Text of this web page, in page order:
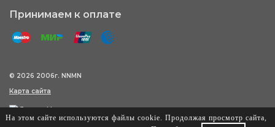
Принимаем к оплате
© 2026 2006г. NNMN
Карта сайта
На этом сайте используются файлы cookie. Продолжая просмотр сайта,